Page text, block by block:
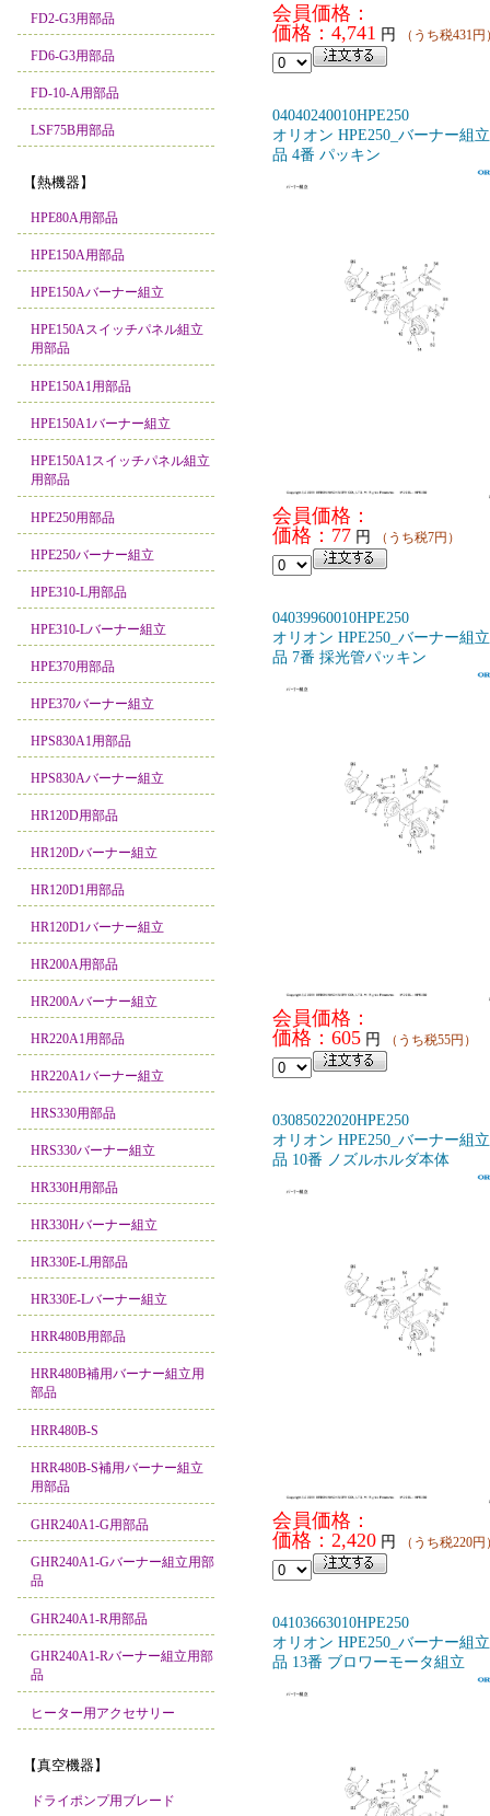
FD2-G3用部品
FD6-G3用部品
FD-10-A用部品
LSF75B用部品
【熱機器】
HPE80A用部品
HPE150A用部品
HPE150Aバーナー組立
HPE150Aスイッチパネル組立
用部品
HPE150A1用部品
HPE150A1バーナー組立
HPE150A1スイッチパネル組立
用部品
HPE250用部品
HPE250バーナー組立
HPE310-L用部品
HPE310-Lバーナー組立
HPE370用部品
HPE370バーナー組立
HPS830A1用部品
HPS830Aバーナー組立
HR120D用部品
HR120Dバーナー組立
HR120D1用部品
HR120D1バーナー組立
HR200A用部品
HR200Aバーナー組立
HR220A1用部品
HR220A1バーナー組立
HRS330用部品
HRS330バーナー組立
HR330H用部品
HR330Hバーナー組立
HR330E-L用部品
HR330E-Lバーナー組立
HRR480B用部品
HRR480B補用バーナー組立用
部品
HRR480B-S
HRR480B-S補用バーナー組立
用部品
GHR240A1-G用部品
GHR240A1-Gバーナー組立用部
品
GHR240A1-R用部品
GHR240A1-Rバーナー組立用部
品
ヒーター用アクセサリー
【真空機器】
ドライポンプ用ブレード
会員価格：
価格：4,741 円 （うち税431円
04040240010HPE250
オリオン HPE250_バーナー組
品 4番 パッキン
会員価格：
価格：77 円 （うち税7円）
04039960010HPE250
オリオン HPE250_バーナー組
品 7番 採光管パッキン
会員価格：
価格：605 円 （うち税55円）
03085022020HPE250
オリオン HPE250_バーナー組
品 10番 ノズルホルダ本体
会員価格：
価格：2,420 円 （うち税220円
04103663010HPE250
オリオン HPE250_バーナー組
品 13番 ブロワーモータ組立